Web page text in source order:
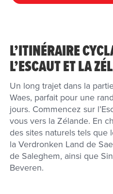
L’ITINÉRAIRE
L’ESCAUT ET LA
Un long trajet dans la
Waes, parfait pour une
jours. Commencez sur
vous vers la Zélande. En
des sites naturels tels que
la Verdronken Land de
de Saleghem, ainsi que
Beveren.